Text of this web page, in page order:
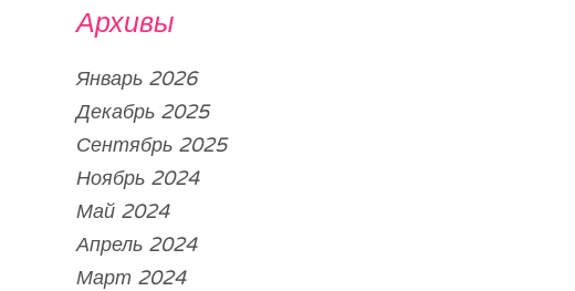
Архивы
Январь 2026
Декабрь 2025
Сентябрь 2025
Ноябрь 2024
Май 2024
Апрель 2024
Март 2024